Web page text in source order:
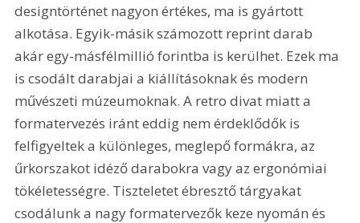
designtörténet nagyon értékes, ma is gyártott
alkotása. Egyik-másik számozott reprint darab
akár egy-másfélmillió forintba is kerülhet. Ezek ma
is csodált darabjai a kiállításoknak és modern
művészeti múzeumoknak. A retro divat miatt a
formatervezés iránt eddig nem érdeklődők is
felfigyeltek a különleges, meglepő formákra, az
űrkorszakot idéző darabokra vagy az ergonómiai
tökéletességre. Tiszteletet ébresztő tárgyakat
csodálunk a nagy formatervezők keze nyomán és